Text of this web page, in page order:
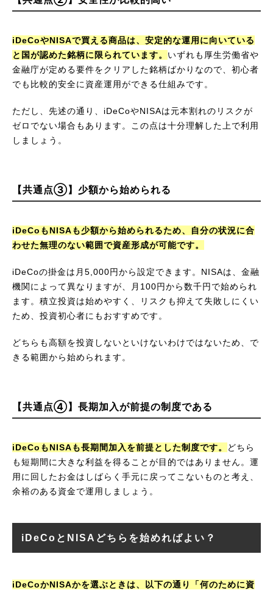
iDeCoやNISAで買える商品は、安定的な運用に向いている
と国が認めた銘柄に限られています。 いずれも厚生労働省や
金融庁が定める要件をクリアした銘柄ばかりなので、初心者
でも比較的安全に資産運用ができる仕組みです。
ただし、先述の通り、iDeCoやNISAは元本割れのリスクが
ゼロでない場合もあります。この点は十分理解した上で利用
しましょう。
【共通点③】少額から始められる
iDeCoもNISAも少額から始められるため、自分の状況に合
わせた無理のない範囲で資産形成が可能です。
iDeCoの掛金は月5,000円から設定できます。NISAは、金融
機関によって異なりますが、月100円から数千円で始められ
ます。積立投資は始めやすく、リスクも抑えて失敗しにくい
ため、投資初心者にもおすすめです。
どちらも高額を投資しないといけないわけではないため、で
きる範囲から始められます。
【共通点④】長期加入が前提の制度である
iDeCoもNISAも長期間加入を前提とした制度です。
どちら
も短期間に大きな利益を得ることが目的ではありません。運
用に回したお金はしばらく手元に戻ってこないものと考え、
余裕のある資金で運用しましょう。
iDeCoとNISAどちらを始めればよい？
iDeCoかNISAかを選ぶときは、以下の通り「何のために資